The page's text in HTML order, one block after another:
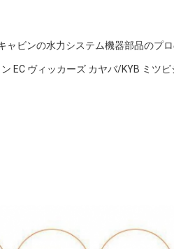
ャビンの水力システム機器部品のプ
EC ヴィッカーズ カヤバ/KYB ミツ